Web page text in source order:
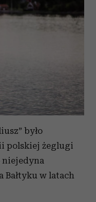
było
polskiej żeglugi
niejedyna
Bałtyku w latach